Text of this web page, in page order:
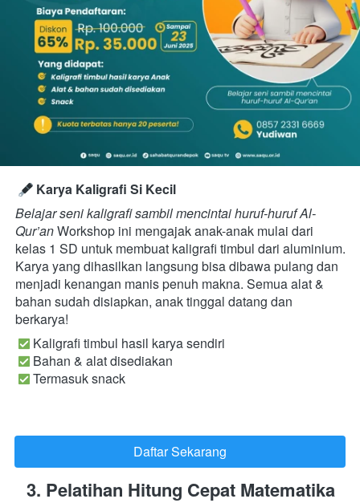
Karya Kaligrafi Si Kecil
Belajar seni kaligrafi sambil mencintai huruf-huruf Al-
Qur’an Workshop ini mengajak anak-anak mulai dari
kelas 1 SD untuk membuat kaligrafi timbul dari aluminium.
Karya yang dihasilkan langsung bisa dibawa pulang dan
menjadi kenangan manis penuh makna. Semua alat &
bahan sudah disiapkan, anak tinggal datang dan
berkarya!
Kaligrafi timbul hasil karya sendiri
Bahan & alat disediakan
Termasuk snack
`Daftar Sekarang
3. Pelatihan Hitung Cepat Matematika